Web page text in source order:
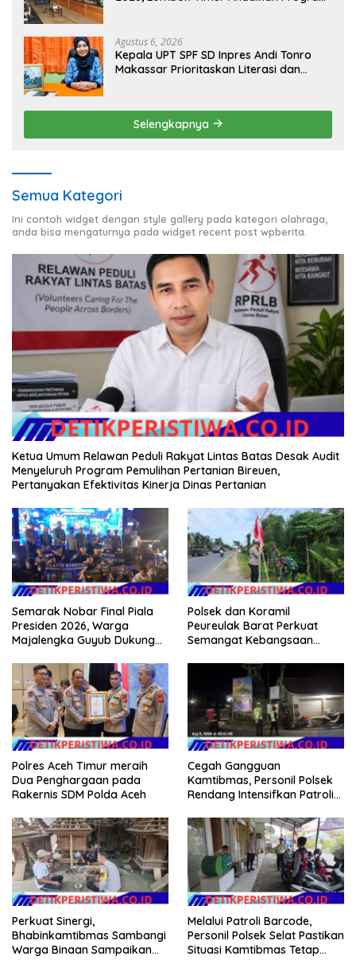
Agustus 6, 2026
Kepala UPT SPF SD Inpres Andi Tonro
Makassar Prioritaskan Literasi dan
Selengkapnya
Semua Kategori
Ini contoh widget dengan style gallery pada kategori olahraga,
anda bisa mengaturnya pada widget recent post wpberita.
Ketua Umum Relawan Peduli Rakyat Lintas Batas Desak Audit
Menyeluruh Program Pemulihan Pertanian Bireuen,
Pertanyakan Efektivitas Kinerja Dinas Pertanian
Semarak Nobar Final Piala
Presiden 2026, Warga
Majalengka Guyub Dukung
Kahayang
Polsek dan Koramil
Peureulak Barat Perkuat
Semangat Kebangsaan
Merah Putih
Polres Aceh Timur meraih
Dua Penghargaan pada
Rakernis SDM Polda Aceh
Cegah Gangguan
Kamtibmas, Personil Polsek
Rendang Intensifkan Patroli
Perkuat Sinergi,
Bhabinkamtibmas Sambangi
Warga Binaan Sampaikan
Melalui Patroli Barcode,
Personil Polsek Selat Pastikan
Situasi Kamtibmas Tetap